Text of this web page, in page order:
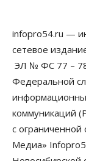
Власть
Режим ЧС
06 Августа 2026,
Власть
Новосибирск
Путина
06 Августа 2026,
infopro54.ru —
сетевое
ЭЛ № ФС 77 –
Федеральной
коммуникаций
с ограниченной
Медиа»